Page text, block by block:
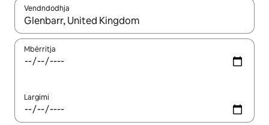
Vendndodhja
Kur rezultatet të jenë të disponueshme, lëviz me butonat e
Mbërritja
Largimi